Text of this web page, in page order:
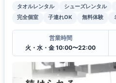
タオルレンタル シューズレンタル
完全個室
子連れOK 無料体験
営業時間
火・水・金 10:00〜22:00